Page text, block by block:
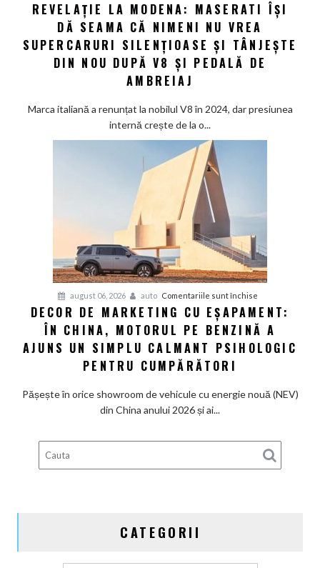
Revelație
la
Modena:
Maserati
își
și
din
nou
după
și
pedală
de
ambreiaj
REVELAȚIE LA MODENA: MASERATI ÎȘI
DĂ SEAMA CĂ NIMENI NU VREA
SUPERCARURI SILENȚIOASE ȘI TÂNJEȘTE
DIN NOU DUPĂ V8 ȘI PEDALĂ DE
AMBREIAJ
Marca italiană a renunțat la nobilul V8 în 2024, dar presiunea
internă crește de la o...
august 06, 2026 auto Comentariile sunt închise
Decor
de
marketing
benzină
a
pentru
DECOR DE MARKETING CU EȘAPAMENT:
ÎN CHINA, MOTORUL PE BENZINĂ A
AJUNS UN SIMPLU CALMANT PSIHOLOGIC
PENTRU CUMPĂRĂTORI
Pășește în orice showroom de vehicule cu energie nouă (NEV)
din China anului 2026 și ai...
CATEGORII